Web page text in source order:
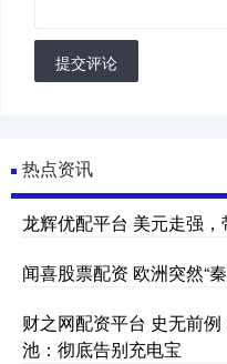
提交评论
热点资讯
龙辉优配平台 美元走强
闻喜股票配资 欧洲突然“
财之网配资平台 史无前
池：彻底告别充电宝